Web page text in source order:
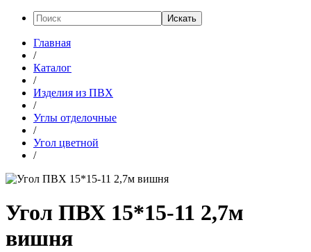
Искать
Главная
/
Каталог
/
Изделия из ПВХ
/
Углы отделочные
/
Угол цветной
/
Угол ПВХ 15*15-11 2,7м
вишня